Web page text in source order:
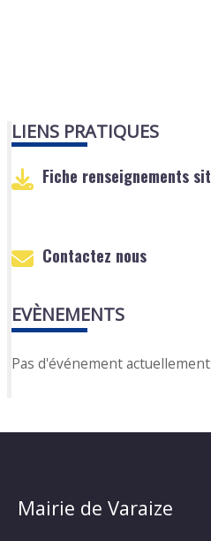
LIENS PRATIQUES
Fiche renseignements
Contactez nous
EVÈNEMENTS
Pas d'événement
Mairie de Varaize